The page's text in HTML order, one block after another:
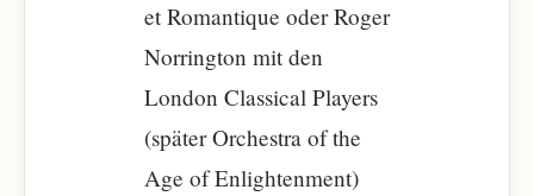
et Romantique oder Roger
Norrington mit den
London Classical Players
(später Orchestra of the
Age of Enlightenment)